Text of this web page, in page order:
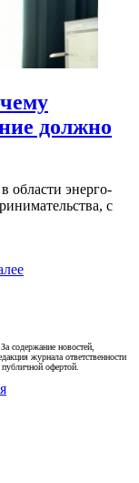
должно
области энерго-
с
содержание новостей,
журнала ответственности
офертой.